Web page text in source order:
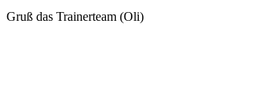
Gruß das Trainerteam (Oli)